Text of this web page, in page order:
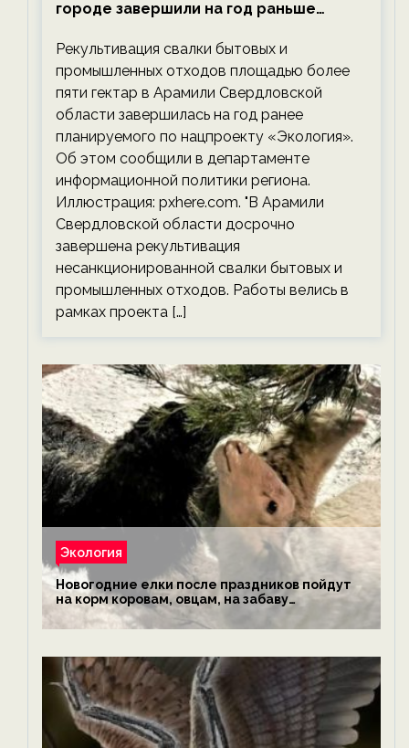
городе завершили на год раньше
экологии на ECOportal
Рекультивация свалки бытовых и
промышленных отходов площадью более
пяти гектар в Арамили Свердловской
области завершилась на год ранее
планируемого по нацпроекту «Экология».
Об этом сообщили в департаменте
информационной политики региона.
Иллюстрация: pxhere.com. "В Арамили
Свердловской области досрочно
завершена рекультивация
несанкционированной свалки бытовых и
промышленных отходов. Работы велись в
рамках проекта […]
Экология
Новогодние елки после праздников пойдут
на корм коровам, овцам, на забаву
обезьянам, львам и леопардам — новости
экологии на ECOportal